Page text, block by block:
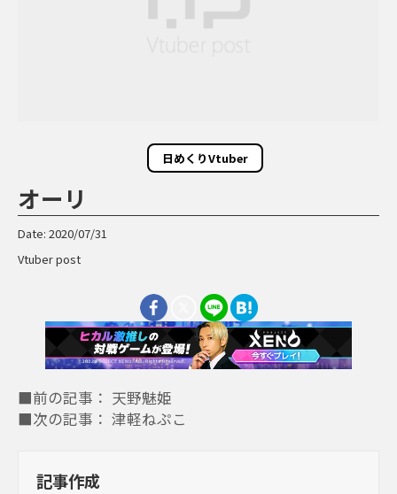
日めくりVtuber
オーリ
Date: 2020/07/31
Vtuber post
■前の記事： 天野魅姫
■次の記事： 津軽ねぷこ
記事作成